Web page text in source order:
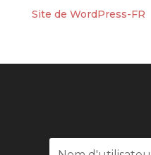
Site de WordPress-FR